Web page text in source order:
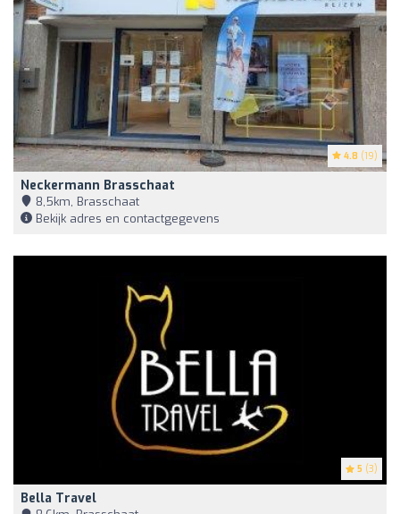
4.8 (19)
Neckermann Brasschaat
8,5km, Brasschaat
Bekijk adres en contactgegevens
5 (3)
Bella Travel